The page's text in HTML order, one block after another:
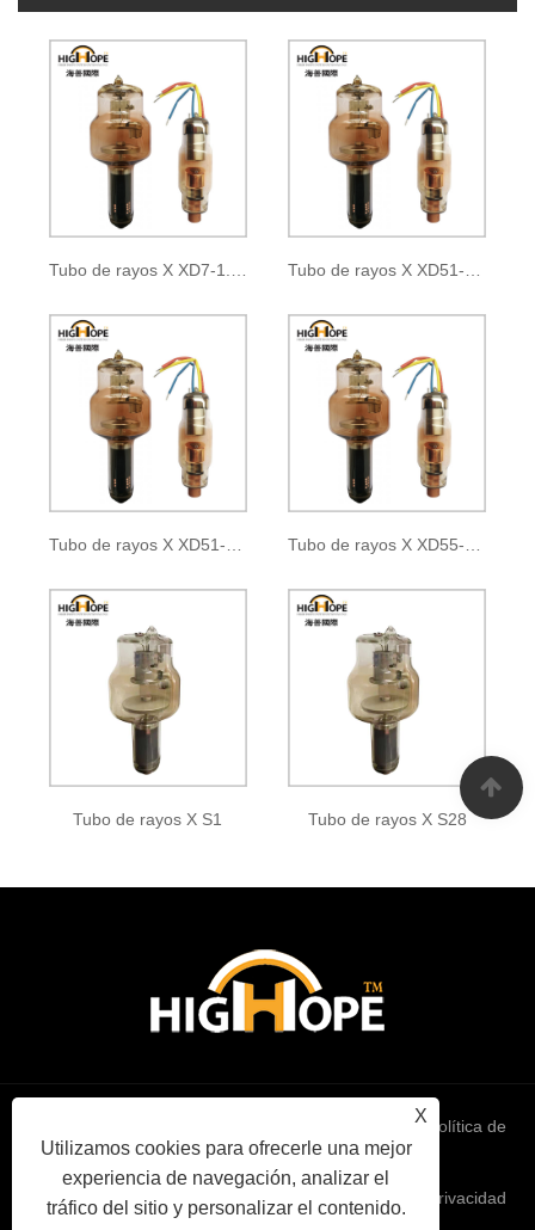
Tubo de rayos X XD7-1.05/35 Tubo de rayos X XD51-20, 40/100
Tubo de rayos X S1 Tubo de rayos X S28
X
Utilizamos cookies para ofrecerle una mejor
experiencia de navegación, analizar el
tráfico del sitio y personalizar el contenido.
política de
privacidad